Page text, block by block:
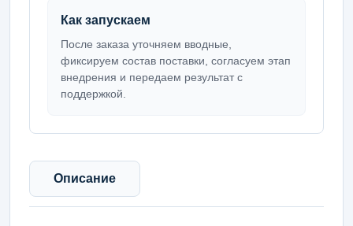
Как запускаем
После заказа уточняем вводные,
фиксируем состав поставки, согласуем этап
внедрения и передаем результат с
поддержкой.
Описание